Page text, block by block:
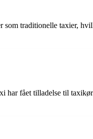
som traditionelle taxier,
har fået tilladelse til